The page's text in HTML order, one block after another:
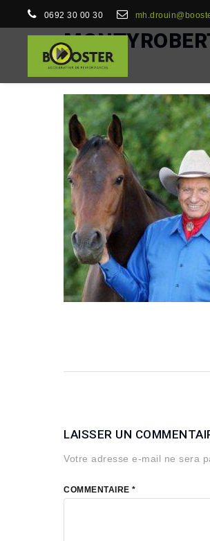
0692 30 00 30
LAISSER UN
Votre adresse e-mail ne sera
COMMENTAIRE *